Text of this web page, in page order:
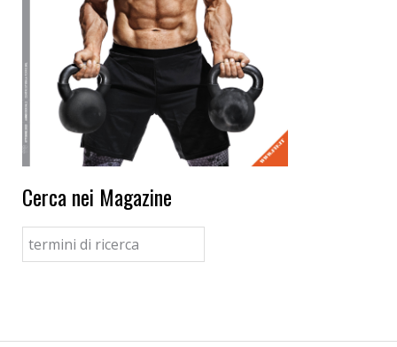
Cerca nei Magazine